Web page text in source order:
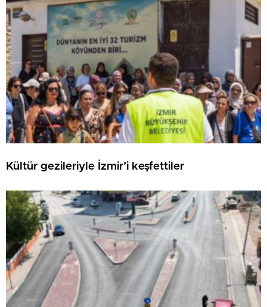
Kültür gezileriyle İzmir’i keşfettiler